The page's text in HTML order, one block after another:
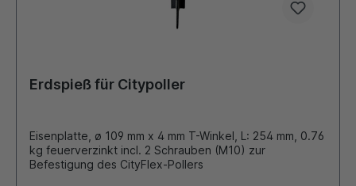
Erdspieß für Citypoller
Eisenplatte, ø 109 mm x 4 mm T-Winkel, L: 254 mm, 0.76
kg feuerverzinkt incl. 2 Schrauben (M10) zur
Befestigung des CityFlex-Pollers